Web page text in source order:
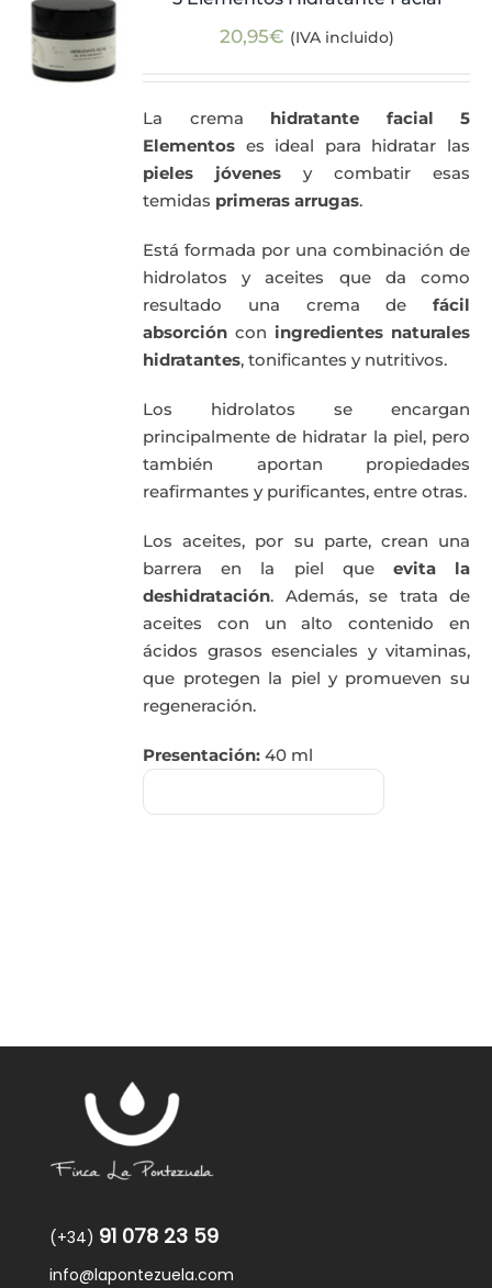
Actualidad
Mi cuenta
20,95€ (IVA incluido)
La crema hidratante facial 5
Elementos es ideal para hidratar las
pieles jóvenes y combatir esas
temidas primeras arrugas.
Está formada por una combinación de
hidrolatos y aceites que da como
resultado una crema de fácil
absorción coningredientes naturales
hidratantes, tonificantes y nutritivos.
Los hidrolatos se encargan
principalmente de hidratar la piel, pero
también aportan propiedades
reafirmantes y purificantes, entre otras.
Los aceites, por su parte, crean una
barrera en la piel que evita la
deshidratación. Además, se trata de
aceites con un alto contenido en
ácidos grasos esenciales y vitaminas,
que protegen la piel y promueven su
regeneración.
Presentación: 40 ml
(+34) 91 078 23 59
info@lapontezuela.com